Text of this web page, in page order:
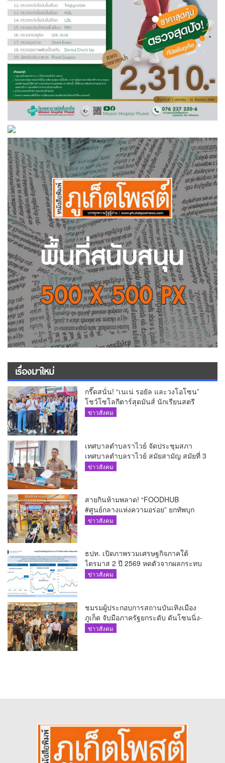
เรื่องมาใหม่
กรี๊ดสนั่น! “เนเน่ รอยัล และวงโอโซน”
โชว์โซโลกีตาร์สุดมันส์ นักเรียนสตรี
ภูเก็ตนั่งไม่ติด ทั้งเต้น-ร้อง
ข่าวสังคม
เทศบาลตำบลราไวย์ จัดประชุมสภา
เทศบาลตำบลราไวย์ สมัยสามัญ สมัยที่ 3
ประจำปี 2569
ข่าวสังคม
สายกินห้ามพลาด! “FOODHUB
#ศูนย์กลางแห่งความอร่อย” ยกทัพบุก
โรบินสันไลฟ์สไตล์ ฉลอง ถึง 12 ส.ค.นี้
ข่าวสังคม
ธปท. เปิดภาพรวมเศรษฐกิจภาคใต้
ไตรมาส 2 ปี 2569 หดตัวจากผลกระทบ
ความขัดแย้งในตะวันออกกลาง
ข่าวสังคม
ชมรมผู้ประกอบการสถานบันเทิงเมือง
ภูเก็ต จับมือภาครัฐยกระดับ ดันโซนนิ่ง-
ขับเคลื่อนท่องเที่ยวอย่างยั่งยืน
ข่าวสังคม